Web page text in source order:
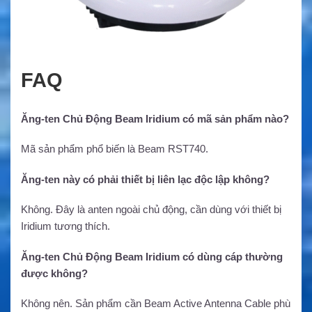
FAQ
Ăng-ten Chủ Động Beam Iridium có mã sản phẩm nào?
Mã sản phẩm phổ biến là Beam RST740.
Ăng-ten này có phải thiết bị liên lạc độc lập không?
Không. Đây là anten ngoài chủ động, cần dùng với thiết bị
Iridium tương thích.
Ăng-ten Chủ Động Beam Iridium có dùng cáp thường
được không?
Không nên. Sản phẩm cần Beam Active Antenna Cable phù